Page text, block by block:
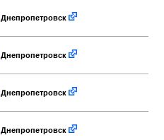
Днепропетровск
Днепропетровск
Днепропетровск
Днепропетровск